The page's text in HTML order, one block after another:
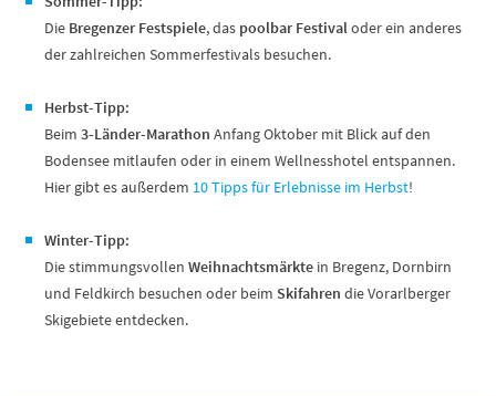
Die Bregenzer Festspiele, das poolbar Festivaloder ein anderes
der zahlreichen Sommerfestivals besuchen.
Herbst-Tipp:
Beim 3-Länder-Marathon Anfang Oktober mit Blick auf den
Bodensee mitlaufen oder in einem Wellnesshotel entspannen.
Hier gibt es außerdem 10 Tipps für Erlebnisse im Herbst!
Winter-Tipp:
Die stimmungsvollen Weihnachtsmärkte in Bregenz, Dornbirn
und Feldkirch besuchen oder beim Skifahren die Vorarlberger
Skigebiete entdecken.